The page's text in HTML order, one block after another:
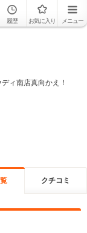
履歴 お気に入り メニュー
ィ南店真向かえ！
クチコミ